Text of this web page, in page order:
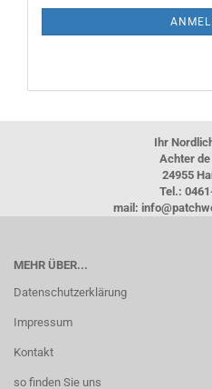
Ihr
Achter de
24955
Tel.:
mail:
MEHR ÜBER...
Datenschutzerklärung
Impressum
Kontakt
so finden Sie uns